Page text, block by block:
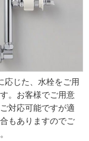
応じた、水栓をご用
。お客様でご用意
対応可能ですが適
もありますのでご